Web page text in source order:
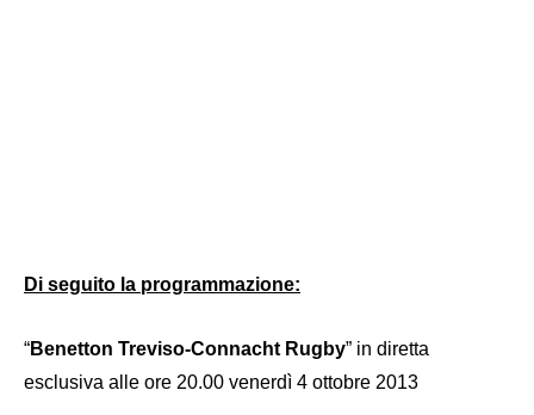
Di seguito la programmazione:
“Benetton Treviso-Connacht Rugby” in diretta
esclusiva alle ore 20.00 venerdì 4 ottobre 2013